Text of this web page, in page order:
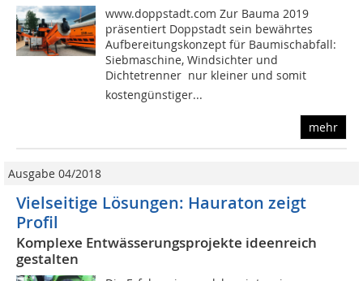
www.doppstadt.com Zur Bauma 2019
präsentiert Doppstadt sein bewährtes
Aufbereitungskonzept für Baumischabfall:
Siebmaschine, Windsichter und
Dichtetrenner  nur kleiner und somit
kostengünstiger...
mehr
Ausgabe 04/2018
Vielseitige Lösungen: Hauraton zeigt
Profil
Komplexe Entwässerungsprojekte ideenreich
gestalten